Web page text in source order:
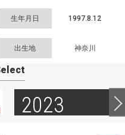
生年月日 1997.8.12
出生地 神奈川
2023